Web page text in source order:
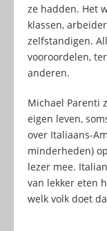
ze hadden. Het
klassen,
zelfstandigen.
vooroordelen,
anderen.
Michael Parenti
eigen leven,
over Italiaans-
minderheden)
lezer mee.
van lekker eten
welk volk doet